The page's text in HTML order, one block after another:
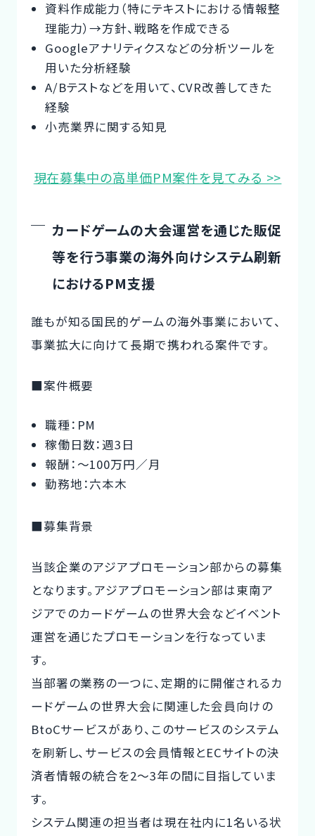
資料作成能力（特にテキストにおける情報整
理能力）→方針、戦略を作成できる
Googleアナリティクスなどの分析ツールを
用いた分析経験
A/Bテストなどを用いて、CVR改善してきた
経験
小売業界に関する知見
現在募集中の高単価PM案件を見てみる >>
カードゲームの大会運営を通じた販促
等を行う事業の海外向けシステム刷新
におけるPM支援
誰もが知る国民的ゲームの海外事業において、
事業拡大に向けて長期で携われる案件です。
■案件概要
職種：PM
稼働日数：週3日
報酬：〜100万円／月
勤務地：六本木
■募集背景
当該企業のアジアプロモーション部からの募集
となります。アジアプロモーション部は東南ア
ジアでのカードゲームの世界大会などイベント
運営を通じたプロモーションを行なっていま
す。
当部署の業務の一つに、定期的に開催されるカ
ードゲームの世界大会に関連した会員向けの
BtoCサービスがあり、このサービスのシステム
を刷新し、サービスの会員情報とECサイトの決
済者情報の統合を2〜3年の間に目指していま
す。
システム関連の担当者は現在社内に1名いる状